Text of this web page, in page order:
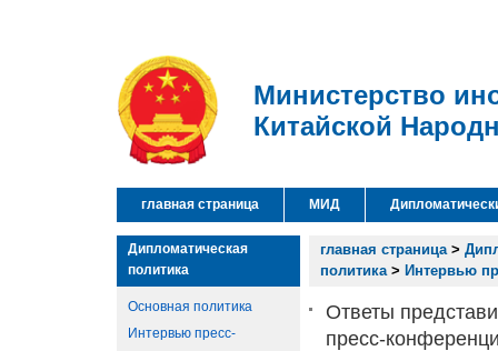
Министерство
Китайской
главная страница МИД
Дипломатическая
политика
Основная политика
Интервью пресс-
главная страница>
политика> Интервью
Ответы
пресс-